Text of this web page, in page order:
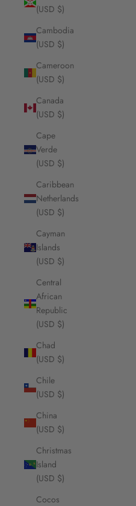
(USD $)
Cambodia
(USD $)
Cameroon
(USD $)
Canada
(USD $)
Cape
Verde
(USD $)
Caribbean
Netherlands
(USD $)
Cayman
Islands
(USD $)
Central
African
Republic
(USD $)
Chad
(USD $)
Chile
(USD $)
China
(USD $)
Christmas
Island
(USD $)
Cocos